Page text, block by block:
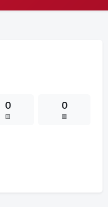
0
🟨
0
🟥